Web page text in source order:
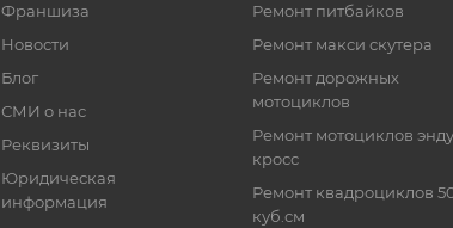
Франшиза
Новости
Блог
СМИ о нас
Реквизиты
Юридическая
информация
Ремонт питбайков
Ремонт макси скутера
Ремонт дорожных
мотоциклов
Ремонт мотоциклов
кросс
Ремонт квадроциклов
куб.см